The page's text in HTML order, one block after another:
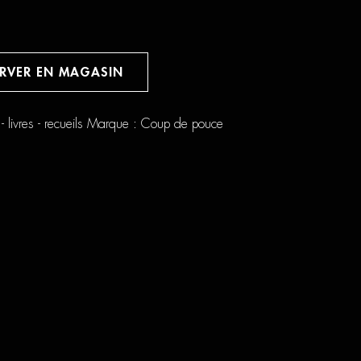
EN MAGASIN
livres - recueils Marque : Coup de pouce